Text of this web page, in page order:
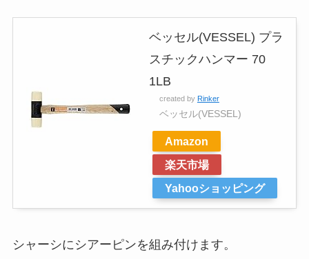
ベッセル(VESSEL) プラ
スチックハンマー 70
1LB
created by Rinker
ベッセル(VESSEL)
Amazon
楽天市場
Yahooショッピング
シャーシにシアーピンを組み付けます。